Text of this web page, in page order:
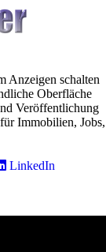
Anzeigen schalten
Oberfläche
Veröffentlichung
Immobilien, Jobs,
LinkedIn